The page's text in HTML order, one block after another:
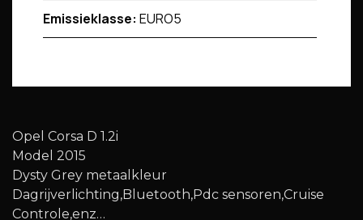
Opel Corsa D 1.2i
Model 2015
Dysty Grey metaalkleur
Dagrijverlichting,Bluetooth,Pdc sensoren,Cruise
Controle,enz…
Emissieklasse: EURO5